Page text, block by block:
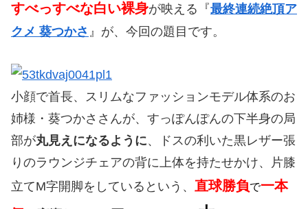
すべっすべな白い裸身が映える『最終連続絶頂ア
クメ 葵つかさ 』が、今回の題目です。
小顔で首長、スリムなファッションモデル体系のお
姉様・葵つかささんが、すっぽんぽんの下半身の局
部が丸見えになるように、ドスの利いた黒レザー張
りのラウンジチェアの背に上体を持たせかけ、片膝
立てM字開脚をしているという、 直球勝負で一本